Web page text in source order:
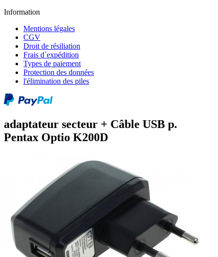
Information
Mentions légales
CGV
Droit de résiliation
Frais d`expédition
Types de paiement
Protection des données
l'élimination des piles
adaptateur secteur + Câble USB p.
Pentax Optio K200D